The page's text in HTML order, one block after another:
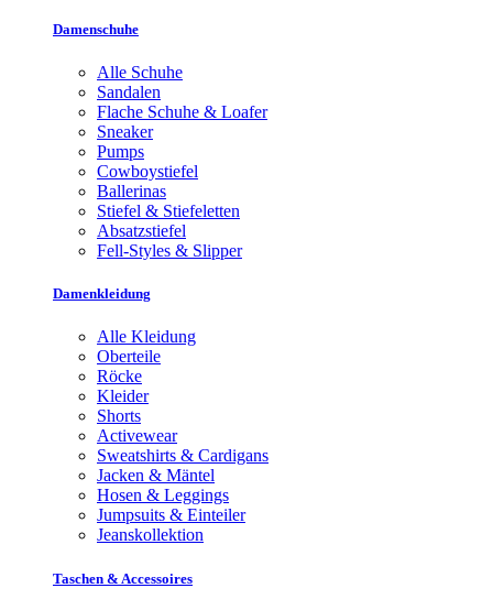
Damenschuhe
Alle Schuhe
Sandalen
Flache Schuhe & Loafer
Sneaker
Pumps
Cowboystiefel
Ballerinas
Stiefel & Stiefeletten
Absatzstiefel
Fell-Styles & Slipper
Damenkleidung
Alle Kleidung
Oberteile
Röcke
Kleider
Shorts
Activewear
Sweatshirts & Cardigans
Jacken & Mäntel
Hosen & Leggings
Jumpsuits & Einteiler
Jeanskollektion
Taschen & Accessoires